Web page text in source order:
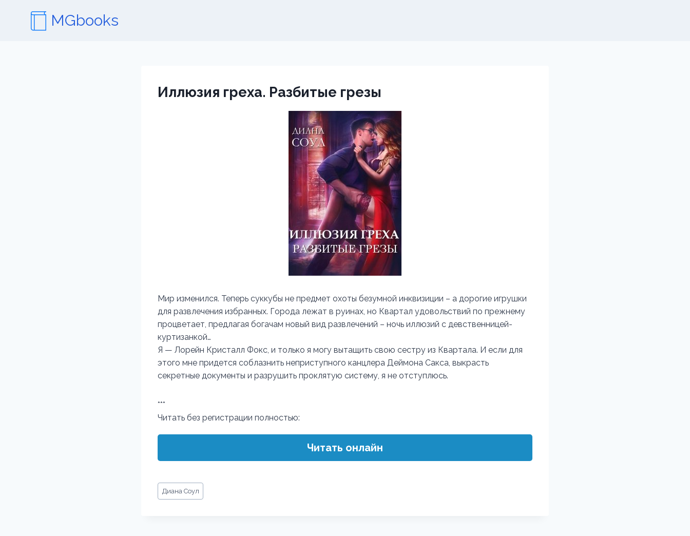
содержимому
MGbooks
Иллюзия греха. Разбитые грезы
Мир изменился. Теперь суккубы не предмет охоты безумной инквизиции – а дорогие игрушки
для развлечения избранных. Города лежат в руинах, но Квартал удовольствий по прежнему
процветает, предлагая богачам новый вид развлечений – ночь иллюзий с девственницей-
куртизанкой…
Я — Лорейн Кристалл Фокс, и только я могу вытащить свою сестру из Квартала. И если для
этого мне придется соблазнить неприступного канцлера Деймона Сакса, выкрасть
секретные документы и разрушить проклятую систему, я не отступлюсь.
***
Читать без регистрации полностью:
Читать онлайн
Метки
записи:
Диана Соул